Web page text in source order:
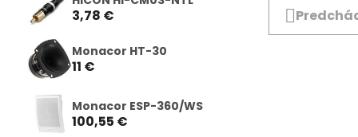
3,78 €
Monacor HT-30
11 €
Monacor ESP-360/WS
100,55 €